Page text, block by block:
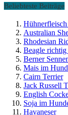
Beliebteste Beiträge
Australian
Rhodesian
Beagle richtig
Berner
Mais im
Cairn Terrier
Jack Russell
English
Soja im
Havaneser